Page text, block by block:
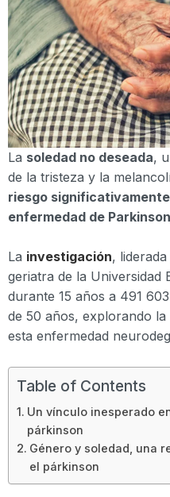
La soledad no deseada,
de la tristeza y la
riesgo
enfermedad de Parkinson
La investigación,
geriatra de la Universidad
durante 15 años a 491
de 50 años, explorando
esta enfermedad
Table of Contents
Un vínculo inesperado
párkinson
Género y soledad, una
el párkinson